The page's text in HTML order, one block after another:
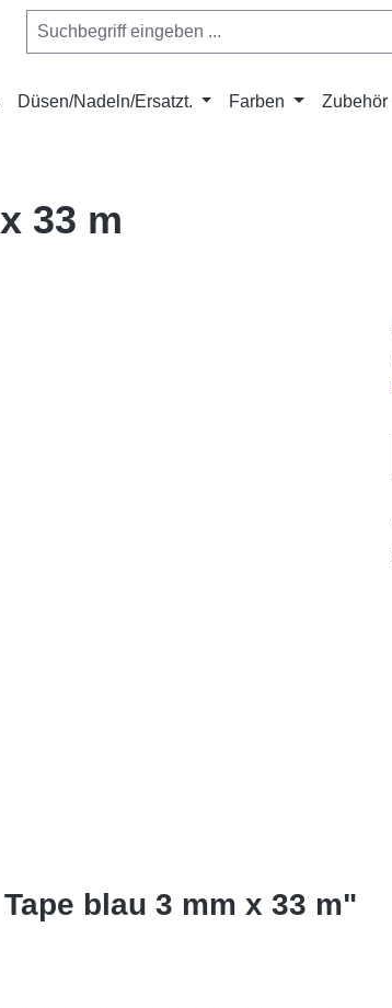
Düsen/Nadeln/Ersatzt. Farben Zubehör
33 m
blau 3 mm x 33 m"